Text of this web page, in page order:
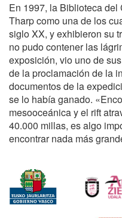
En 1997, la Biblioteca
Tharp como una de los
siglo XX, y exhibieron su
no pudo contener las
exposición, vio uno de
de la proclamación de la
documentos de la
se lo había ganado.
mesooceánica y el rift
40.000 millas, es algo
encontrar nada más